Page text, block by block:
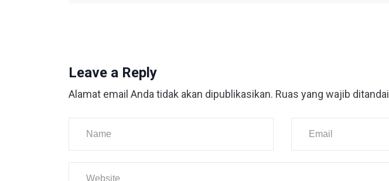
Leave a Reply
Alamat email Anda tidak akan dipublikasikan. Ruas yang wajib ditandai